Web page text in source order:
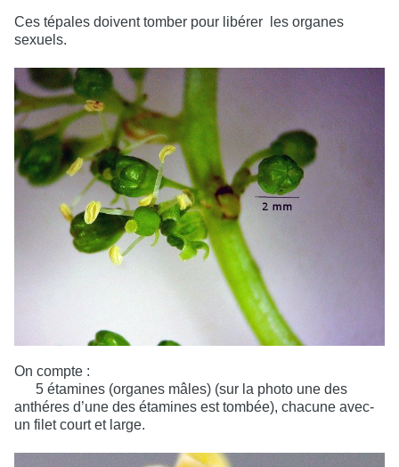
Ces tépales doivent tomber pour libérer
les organes
sexuels.
On compte :
5 étamines (organes mâles) (sur la photo une des
anthéres d’une des étamines est tombée), chacune avec-
un filet court et large.